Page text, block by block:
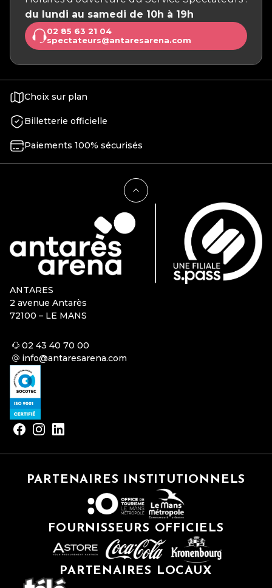
du lundi au samedi de 10h à 19h
02 85 63 21 04
spectateurs@antaresarena.com
Choix sur plan
Billetterie officielle
Paiements 100% sécurisés
ANTARES
2 avenue Antarès
72100 – LE MANS
02 43 40 70 00
info@antaresarena.com
PARTENAIRES INSTITUTIONNELS
FOURNISSEURS OFFICIELS
PARTENAIRES LOCAUX